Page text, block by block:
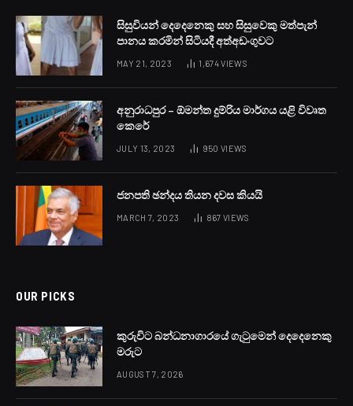
ලිට්‍රෝ ගෑස් මිල ලබන 4 වැනිදා සංශෝධනය වීමට බොහෝ
සඳහන් කරයි.
ගෑස් මිල සූත්‍රයට අනුව සෑම මසකම 5 වැනිදා ගෑස් මිල